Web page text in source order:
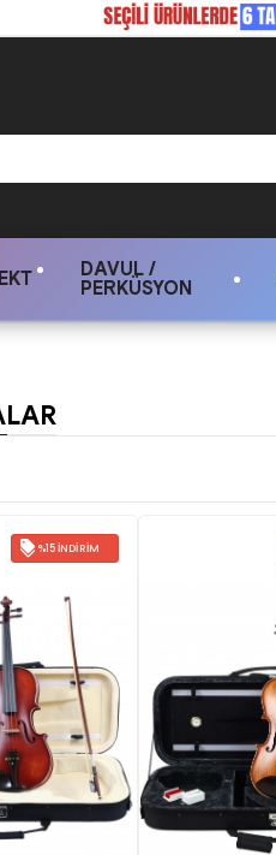
DAVUL /
PERKÜSYON
%15 İNDIRIM